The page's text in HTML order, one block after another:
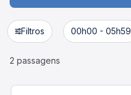
Filtros 00h00 - 05h59
2 passagens